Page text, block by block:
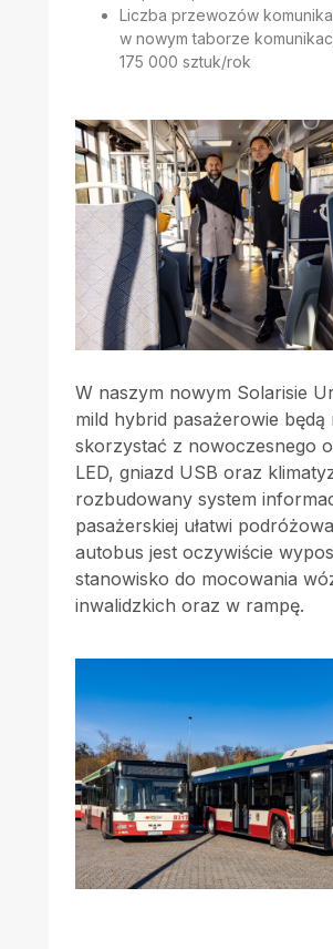
Liczba przewozów
w nowym taborze
175 000 sztuk/rok
W naszym nowym Solarisie
mild hybrid pasażerowie będą
skorzystać z nowoczesnego
LED, gniazd USB oraz
rozbudowany system
pasażerskiej ułatwi
autobus jest oczywiście
stanowisko do mocowania
inwalidzkich oraz w rampę.